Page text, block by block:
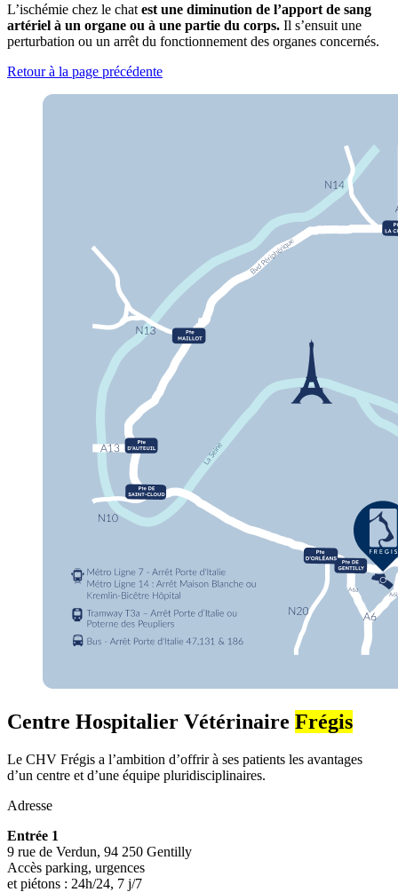
L’ischémie chez le chat est une diminution de l’apport de sang
artériel à un organe ou à une partie du corps. Il s’ensuit une
perturbation ou un arrêt du fonctionnement des organes concernés.
Retour à la page précédente
Centre Hospitalier Vétérinaire Frégis
Le CHV Frégis a l’ambition d’offrir à ses patients les avantages
d’un centre et d’une équipe pluridisciplinaires.
Adresse
Entrée 1
9 rue de Verdun, 94 250 Gentilly
Accès parking, urgences
et piétons : 24h/24, 7 j/7